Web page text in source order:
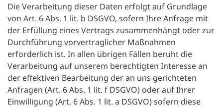
Die Verarbeitung dieser Daten erfolgt auf Grundlage
von Art. 6 Abs. 1 lit. b DSGVO, sofern Ihre Anfrage mit
der Erfüllung eines Vertrags zusammenhängt oder zur
Durchführung vorvertraglicher Maßnahmen
erforderlich ist. In allen übrigen Fällen beruht die
Verarbeitung auf unserem berechtigten Interesse an
der effektiven Bearbeitung der an uns gerichteten
Anfragen (Art. 6 Abs. 1 lit. f DSGVO) oder auf Ihrer
Einwilligung (Art. 6 Abs. 1 lit. a DSGVO) sofern diese